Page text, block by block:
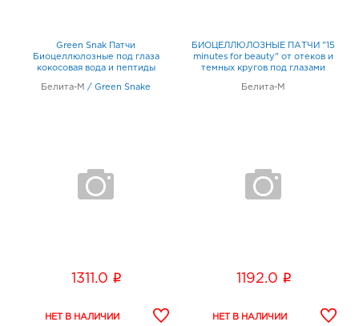
Green Snak Патчи
Биоцеллюлозные под глаза
кокосовая вода и пептиды
Белита-М / Green Snake
1311.0 i
БИОЦЕЛЛЮЛОЗНЫЕ ПАТЧИ "15
minutes for beauty" от отеков и
темных кругов под глазами
Белита-М
1192.0 i